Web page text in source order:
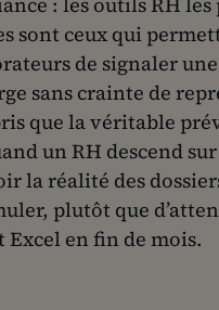
sont ceux qui
de signaler une
sans crainte de
que la véritable
un RH descend
la réalité des
plutôt que
Excel en fin de mois.